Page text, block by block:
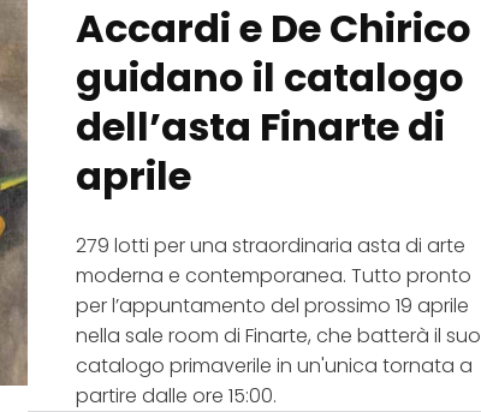
Accardi e De Chirico
guidano il catalogo
dell’asta Finarte di
aprile
279 lotti per una straordinaria asta di arte
moderna e contemporanea. Tutto pronto
per l’appuntamento del prossimo 19 aprile
nella sale room di Finarte, che batterà il suo
catalogo primaverile in un'unica tornata a
partire dalle ore 15:00.